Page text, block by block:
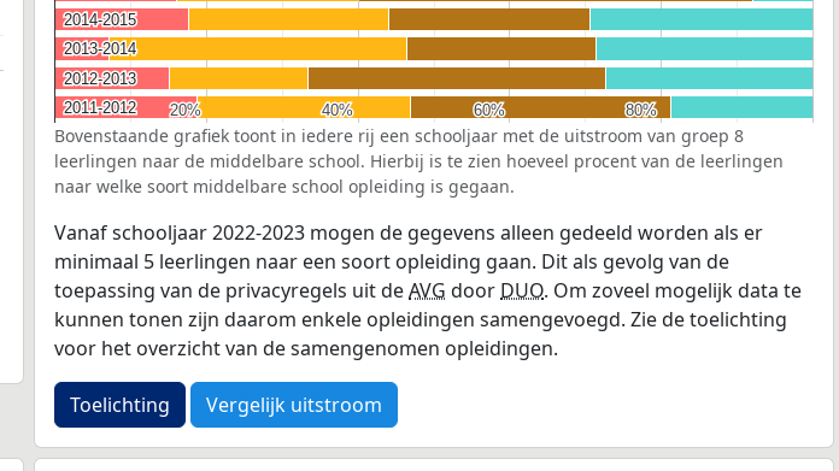
20%
20% 40%
40% 60%
60% 80%
80%
2014-2015
2014-2015
2013-2014
2013-2014
2012-2013
2012-2013
2011-2012
2011-2012
Bovenstaande grafiek toont in iedere rij een schooljaar met de uitstroom van groep 8
leerlingen naar de middelbare school. Hierbij is te zien hoeveel procent van de leerlingen
naar welke soort middelbare school opleiding is gegaan.
Vanaf schooljaar 2022-2023 mogen de gegevens alleen gedeeld worden als er
minimaal 5 leerlingen naar een soort opleiding gaan. Dit als gevolg van de
toepassing van de privacyregels uit deAVG door DUO. Om zoveel mogelijk data te
kunnen tonen zijn daarom enkele opleidingen samengevoegd. Zie de toelichting
voor het overzicht van de samengenomen opleidingen.
Toelichting Vergelijk uitstroom